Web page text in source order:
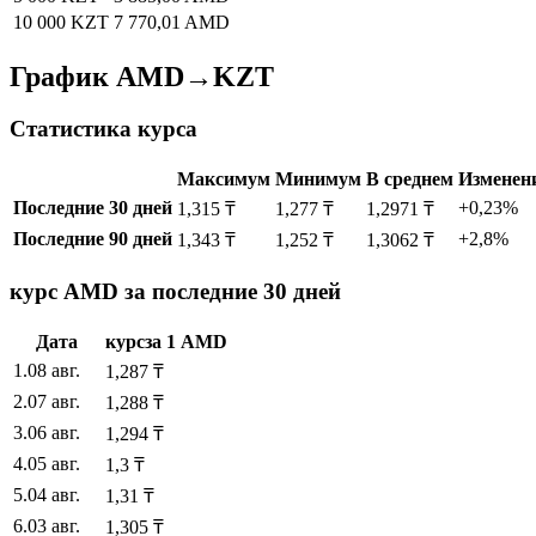
10 000 KZT 7 770,01 AMD
График AMD→KZT
Статистика курса
Максимум Минимум В среднем
Последние 30 дней 1,315 ₸ 1,277 ₸ 1,2971 ₸
+0,23%
Последние 90 дней 1,343 ₸ 1,252 ₸ 1,3062 ₸ +2,8%
курс AMD за последние 30 дней
Дата курсза 1 AMD
1 .08 авг. 1,287 ₸
2.07 авг. 1,288 ₸
3.06 авг. 1,294 ₸
4.05 авг. 1,3 ₸
5.04 авг. 1,31 ₸
6.03 авг. 1,305 ₸